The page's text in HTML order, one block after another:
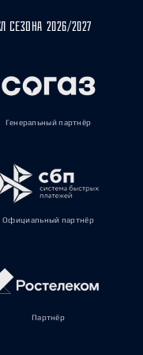
СЕЗОНА 2026/2027
Генеральный партнёр
Официальный партнёр
Партнёр